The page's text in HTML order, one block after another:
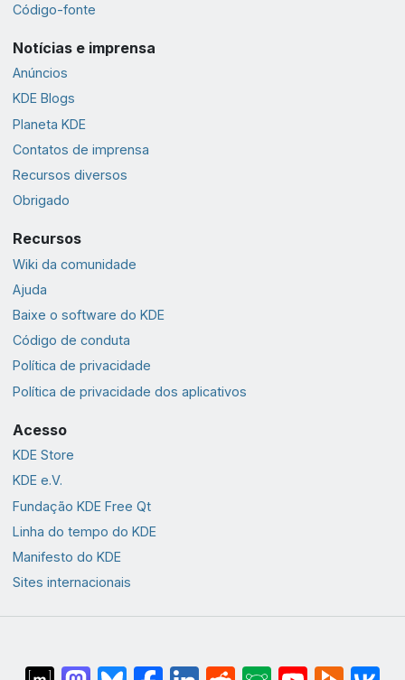
Código-fonte
Notícias e imprensa
Anúncios
KDE Blogs
Planeta KDE
Contatos de imprensa
Recursos diversos
Obrigado
Recursos
Wiki da comunidade
Ajuda
Baixe o software do KDE
Código de conduta
Política de privacidade
Política de privacidade dos aplicativos
Acesso
KDE Store
KDE e.V.
Fundação KDE Free Qt
Linha do tempo do KDE
Manifesto do KDE
Sites internacionais